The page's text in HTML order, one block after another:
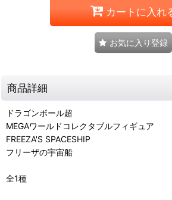
カートに入れ
お気に入り登録
商品詳細
ドラゴンボール超
MEGAワールドコレクタブルフィギュア
FREEZA'S SPACESHIP
フリーザの宇宙船
全1種